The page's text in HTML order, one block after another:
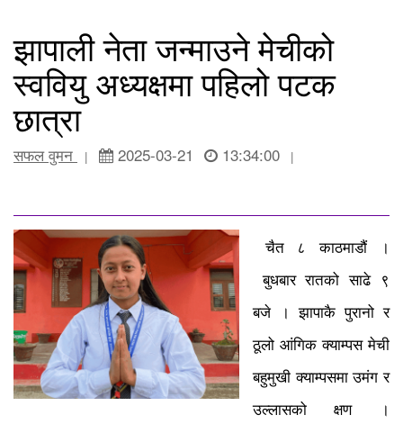
झापाली नेता जन्माउने मेचीको
स्ववियु अध्यक्षमा पहिलो पटक
छात्रा
सफल वुमन | 2025-03-21 13:34:00 |
चैत ८ काठमाडौं ।
बुधबार रातको साढे ९
बजे । झापाकै पुरानो र
ठूलो आंगिक क्याम्पस मेची
बहुमुखी क्याम्पसमा उमंग र
उल्लासको क्षण ।